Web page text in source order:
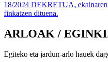
18/2024 DEKRETUA, ekainaren
finkatzen dituena.
ARLOAK /
Egiteko eta jardun-arlo hauek